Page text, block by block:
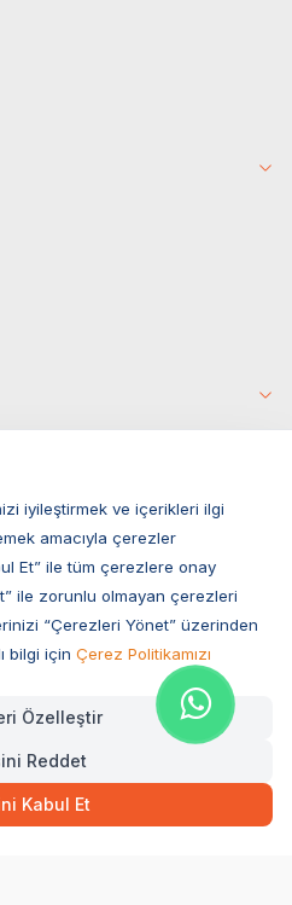
Hızlı Teslimat
SEPETE EKLE
Sorulan Sorular
Başiskele / KOCAELİ
iyileştirmek ve içerikleri ilgi
amacıyla çerezler
Et” ile tüm çerezlere onay
ile zorunlu olmayan çerezleri
“Çerezleri Yönet” üzerinden
bilgi için Çerez Politikamızı
Özelleştir
Reddet
Kabul Et